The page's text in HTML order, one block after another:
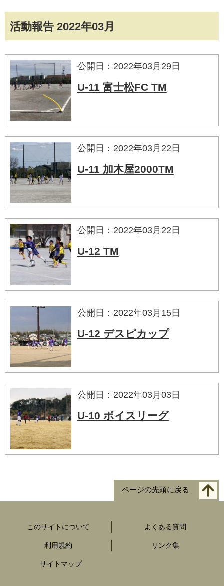
活動報告 2022年03月
公開日：2022年03月29日
U-11 富士松FC TM
公開日：2022年03月22日
U-11 加木屋2000TM
公開日：2022年03月22日
U-12 TM
公開日：2022年03月15日
U-12 デスピカップ
公開日：2022年03月03日
U-10 ボイスリーグ
ページの先頭に戻る
このサイトについて よくある質問
利用規約 リンク集
サイトマップ